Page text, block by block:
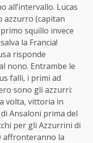
all’intervallo. Lucas
azzurro (capitan
squillo invece
la Francia!
risponde
nono. Entrambe le
falli, i primi ad
sono gli azzurri:
volta, vittoria in
Ansaloni prima del
per gli Azzurrini di
affronteranno la